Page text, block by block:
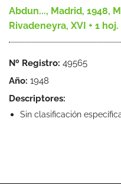
Abdun..., Madrid, 1948,
Rivadeneyra, XVI + 1
Nº Registro: 49565
Año: 1948
Descriptores:
Sin clasificación